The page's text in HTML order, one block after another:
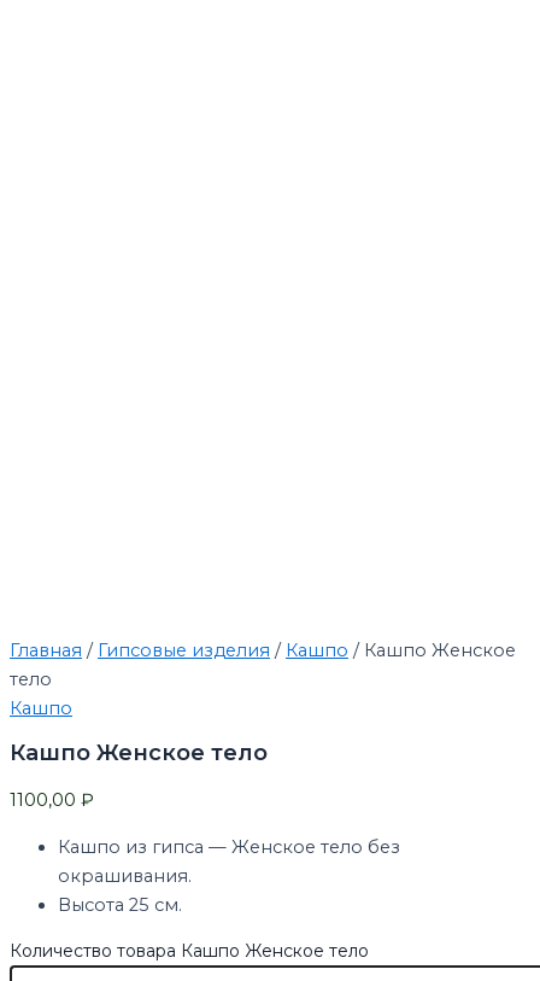
Главная / Гипсовые изделия / Кашпо / Кашпо Женское
тело
Кашпо
Кашпо Женское тело
1100,00 ₽
Кашпо из гипса — Женское тело без
окрашивания.
Высота 25 см.
Количество товара Кашпо Женское тело